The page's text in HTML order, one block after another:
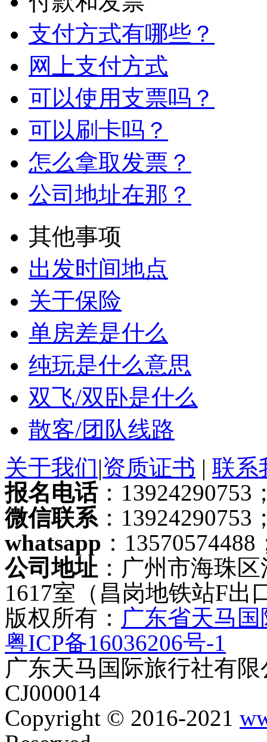
支付方式有哪些？
网上支付方式
可以使用支票吗？
可以刷卡吗？
怎么拿取发票？
公司地址在那？
其他事项
出发时间地点
关于保险
单房差是什么
纯玩是什么意思
双飞/双卧是什么
散客/团队线路
关于我们|资质证书 | 联系
报名电话：13924290753
微信联系：13924290753
whatsapp ：13570574488
公司地址 ：广州市海珠
1617室（昌岗地铁站F出
版权所有： 广东省天马
粤ICP备16036206号-1
广东天马国际旅行社有
CJ000014
Copyright © 2016-2021